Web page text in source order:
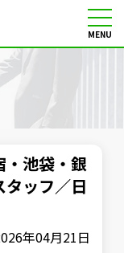
MENU
・池袋・銀
ッフ／日
年04月21日